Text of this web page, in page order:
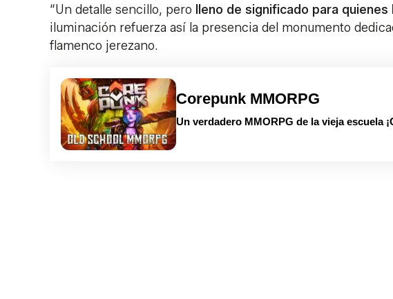
“Un detalle sencillo, pero
lleno de significado para
iluminación refuerza así la presencia del monumento
flamenco jerezano.
Corepunk MMORPG
Un verdadero MMORPG de la vieja escuela